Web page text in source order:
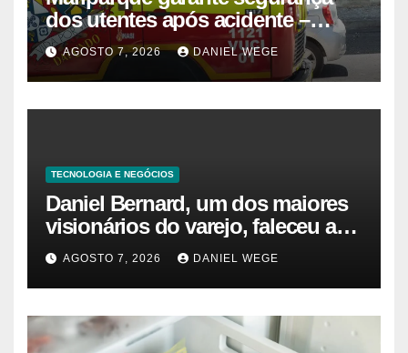
dos utentes após acidente –
Observador
AGOSTO 7, 2026 DANIEL WEGE
TECNOLOGIA E NEGÓCIOS
Daniel Bernard, um dos maiores
visionários do varejo, faleceu aos
80 anos – Sincovaga Notícias
AGOSTO 7, 2026 DANIEL WEGE